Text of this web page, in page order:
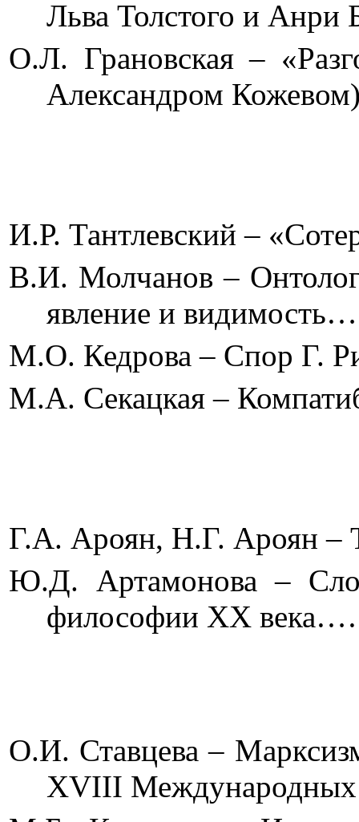
Льва Толстого
О.Л. Грановская –
Александром
И.Р. Тантлевский –
В.И. Молчанов –
явление и
М.О. Кедрова – Спор Г.
М.А. Секацкая –
Г.А. Ароян, Н.Г.
Ю.Д. Артамонова –
философии XX
О.И. Ставцева –
XVIII